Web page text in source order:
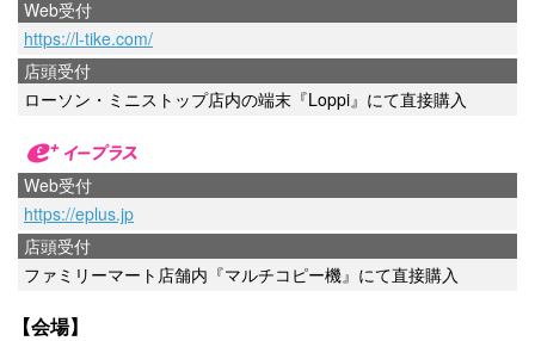
Web受付
https://l-tike.com/
店頭受付
ローソン・ミニストップ店内の端末『Loppi』にて直接購入
Web受付
https://eplus.jp
店頭受付
ファミリーマート店舗内『マルチコピー機』にて直接購入
【会場】